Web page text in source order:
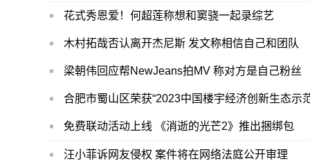
花式秀恩爱！何超莲称想和窦骁一起录综艺
木村拓哉否认离开杰尼斯 发文称相信自己和团队
梁朝伟回应帮NewJeans拍MV 称对方是自己粉丝
合肥市蜀山区荣获“2023中国楼宇经济创新生态示
免费联动活动上线 《消逝的光芒2》推出捆绑包
汪小菲诉网友侵权 案件将在网络法庭公开审理